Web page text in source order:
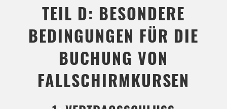
TEIL D: BESONDERE
BEDINGUNGEN FÜR DIE
BUCHUNG VON
FALLSCHIRMKURSEN